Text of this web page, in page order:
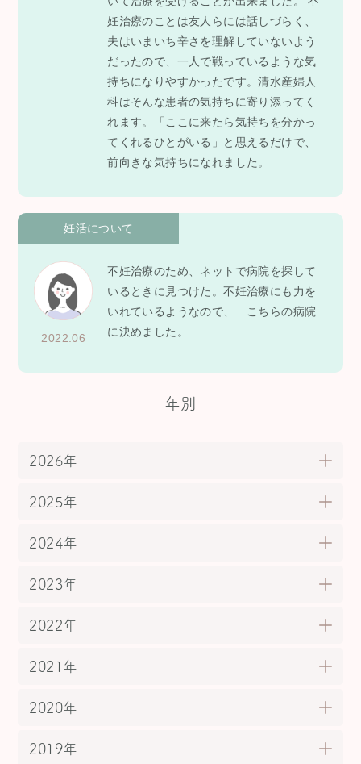
妊治療のことは友人らには話しづらく、
夫はいまいち辛さを理解していないよう
だったので、一人で戦っているような気
持ちになりやすかったです。清水産婦人
科はそんな患者の気持ちに寄り添ってく
れます。「ここに来たら気持ちを分かっ
てくれるひとがいる」と思えるだけで、
前向きな気持ちになれました。
妊活について
2022.06
不妊治療のため、ネットで病院を探して
いるときに見つけた。不妊治療にも力を
いれているようなので、 こちらの病院
に決めました。
年別
2026年
2025年
2024年
2023年
2022年
2021年
2020年
2019年